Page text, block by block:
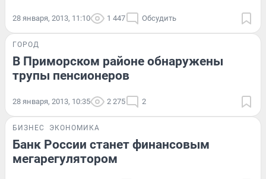
28 января, 2013, 11:10 1 447 Обсудить
ГОРОД
В Приморском районе обнаружены
трупы пенсионеров
28 января, 2013, 10:35 2 275 2
БИЗНЕС ЭКОНОМИКА
Банк России станет финансовым
мегарегулятором